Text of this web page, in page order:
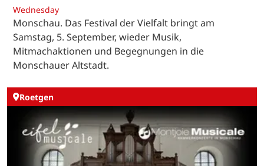
Wednesday
Monschau. Das Festival der Vielfalt bringt am
Samstag, 5. September, wieder Musik,
Mitmachaktionen und Begegnungen in die
Monschauer Altstadt.
Roetgen